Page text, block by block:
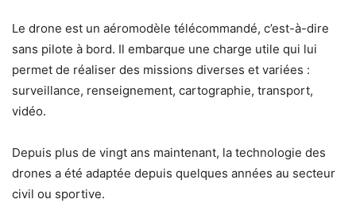
Le drone est un aéromodèle télécommandé, c’est-à-dire
sans pilote à bord. Il embarque une charge utile qui lui
permet de réaliser des missions diverses et variées :
surveillance, renseignement, cartographie, transport,
vidéo.
Depuis plus de vingt ans maintenant, la technologie des
drones a été adaptée depuis quelques années au secteur
civil ou sportive.